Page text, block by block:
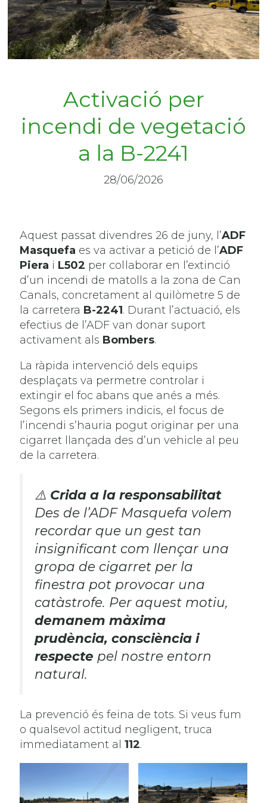
Activació per
incendi de vegetació
a la B-2241
28/06/2026
Aquest passat divendres 26 de juny, l’ADF
Masquefa es va activar a petició de l’ADF
Piera i L502 per col·laborar en l’extinció
d’un incendi de matolls a la zona de Can
Canals, concretament al quilòmetre 5 de
la carretera B-2241. Durant l’actuació, els
efectius de l’ADF van donar suport
activament als Bombers.
La ràpida intervenció dels equips
desplaçats va permetre controlar i
extingir el foc abans que anés a més.
Segons els primers indicis, el focus de
l’incendi s’hauria pogut originar per una
cigarret llançada des d’un vehicle al peu
de la carretera.
⚠️ Crida a la responsabilitat
Des de l’ADF Masquefa volem
recordar que un gest tan
insignificant com llençar una
gropa de cigarret per la
finestra pot provocar una
catàstrofe. Per aquest motiu,
demanem màxima
prudència, consciència i
respecte pel nostre entorn
natural.
La prevenció és feina de tots. Si veus fum
o qualsevol actitud negligent, truca
immediatament al112.